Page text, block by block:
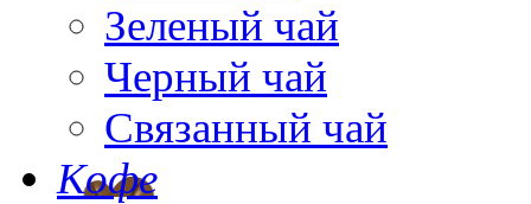
Зеленый чай
Черный чай
Связанный чай
Кофе